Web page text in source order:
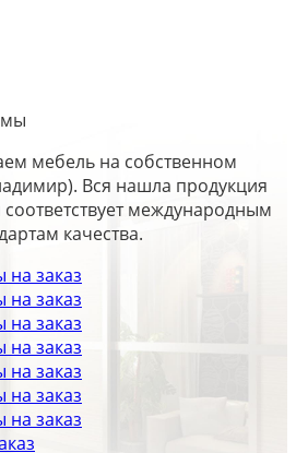
мебель на собственном
Вся нашла продукция
международным
качества.